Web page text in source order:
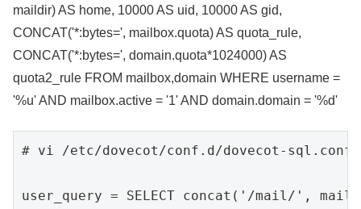
maildir) AS home, 10000 AS uid, 10000 AS gid,
CONCAT('*:bytes=', mailbox.quota) AS quota_rule,
CONCAT('*:bytes=', domain.quota*1024000) AS
quota2_rule FROM mailbox,domain WHERE username =
'%u' AND mailbox.active = '1' AND domain.domain = '%d'
# vi /etc/dovecot/conf.d/dovecot-
user_query = SELECT concat('/mail/',